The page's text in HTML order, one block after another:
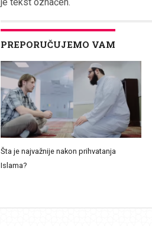
PREPORUČUJEMO VAM
Šta je najvažnije nakon prihvatanja
Islama?